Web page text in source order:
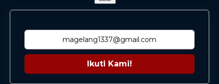
Ikuti Kami!